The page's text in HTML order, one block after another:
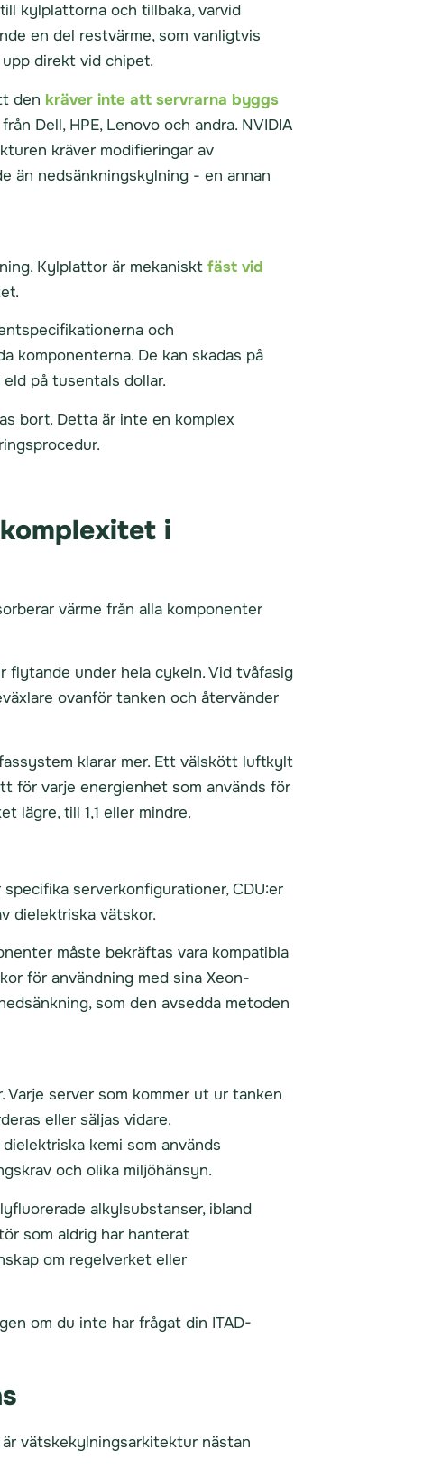
kylplattorna och tillbaka, varvid
en del restvärme, som vanligtvis
direkt vid chipet.
den kräver inte att servrarna byggs
Dell, HPE, Lenovo och andra. NVIDIA
kräver modifieringar av
än nedsänkningskylning - en annan
Kylplattor är mekaniskt fäst vid
och
komponenterna. De kan skadas på
på tusentals dollar.
bort. Detta är inte en komplex
i
värme från alla komponenter
flytande under hela cykeln. Vid tvåfasig
ovanför tanken och återvänder
klarar mer. Ett välskött luftkylt
för varje energienhet som används för
lägre, till 1,1 eller mindre.
serverkonfigurationer, CDU:er
dielektriska vätskor.
måste bekräftas vara kompatibla
för användning med sina Xeon-
som den avsedda metoden
server som kommer ut ur tanken
eller säljas vidare.
kemi som används
och olika miljöhänsyn.
alkylsubstanser, ibland
som aldrig har hanterat
om regelverket eller
om du inte har frågat din ITAD-
vätskekylningsarkitektur nästan